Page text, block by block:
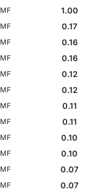
MF
1.00
MF
0.17
MF
0.16
MF
0.16
MF
0.12
MF
0.12
MF
0.11
MF
0.11
MF
0.10
MF
0.10
MF
0.07
MF
0.07